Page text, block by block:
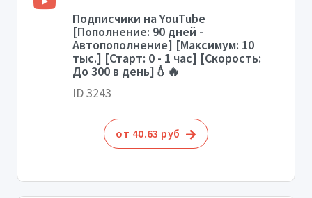
Подписчики на YouTube
[Пополнение: 90 дней -
Автопополнение] [Максимум: 10
тыс.] [Старт: 0 - 1 час] [Скорость:
До 300 в день]💧🔥
ID 3243
от 40.63 руб